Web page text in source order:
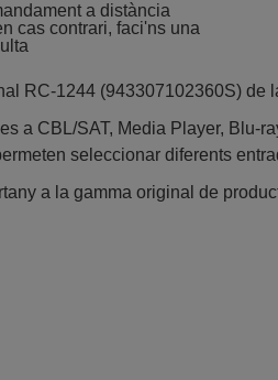
a distància
cas contrari, faci'ns una
RC-1244 (943307102360S) de
a CBL/SAT, Media Player, Blu-
seleccionar diferents
a la gamma original de